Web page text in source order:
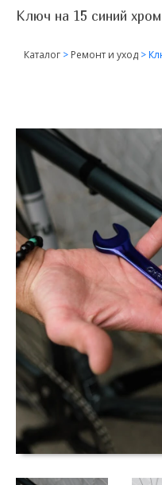
Ключ на 15 синий хром
Каталог > Ремонт и уход >